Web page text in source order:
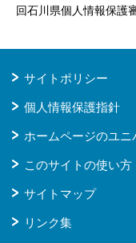
回石川県個人情報保護
サイトポリシー
個人情報保護指針
ホームページのユ
このサイトの使い方
サイトマップ
リンク集